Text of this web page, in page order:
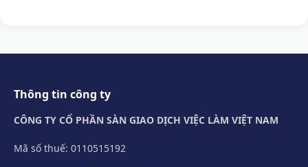
Thông tin công ty
CÔNG TY CỔ PHẦN SÀN GIAO DỊCH VIỆC LÀM VIỆT NAM
Mã số thuế: 0110515192